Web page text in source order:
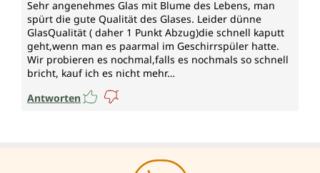
Sehr angenehmes Glas mit Blume des Lebens, man
spürt die gute Qualität des Glases. Leider dünne
GlasQualität ( daher 1 Punkt Abzug)die schnell kaputt
geht,wenn man es paarmal im Geschirrspüler hatte.
Wir probieren es nochmal,falls es nochmals so schnell
bricht, kauf ich es nicht mehr…
Antworten